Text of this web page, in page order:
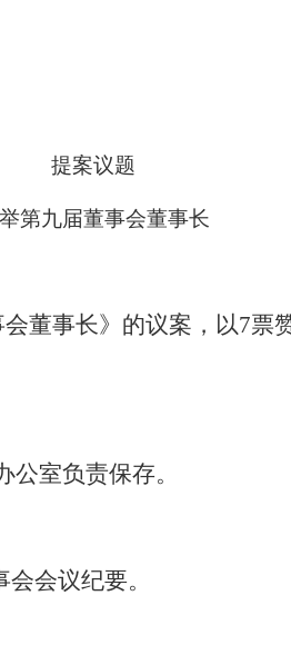
会
提案议题
第九届董事会董事长
董事长》的议案 ，以7票
室负责保存。
会议纪要。